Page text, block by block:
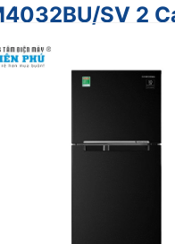
SV 2